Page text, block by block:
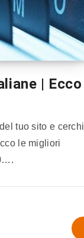
| Ecco
tuo sito e cerchi
le migliori